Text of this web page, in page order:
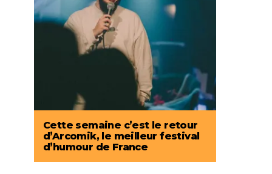
Cette semaine c’est le retour
d’Arcomik, le meilleur festival
d’humour de France